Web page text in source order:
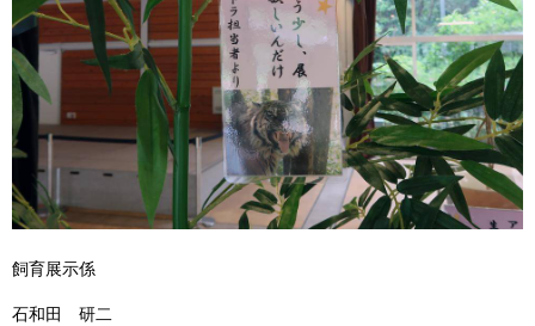
飼育展示係
石和田 研二